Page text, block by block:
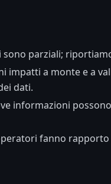
sono parziali;
impatti a monte e a
dati.
informazioni
fanno